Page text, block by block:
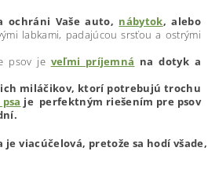
ochráni Vaše auto, nábytok, alebo
labkami, padajúcou srsťou a ostrými
psov je veľmi príjemná na dotyk a
miláčikov, ktorí potrebujú trochu
je perfektným riešením pre psov
je viacúčelová, pretože sa hodí všade,